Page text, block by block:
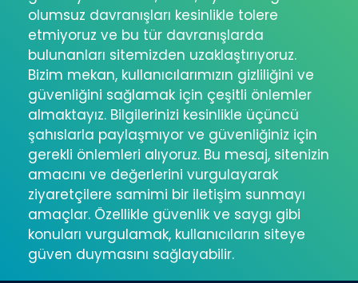
olumsuz davranışları kesinlikle tolere
etmiyoruz ve bu tür davranışlarda
bulunanları sitemizden uzaklaştırıyoruz.
Bizim mekan, kullanıcılarımızın gizliliğini ve
güvenliğini sağlamak için çeşitli önlemler
almaktayız. Bilgilerinizi kesinlikle üçüncü
şahıslarla paylaşmıyor ve güvenliğiniz için
gerekli önlemleri alıyoruz. Bu mesaj, sitenizin
amacını ve değerlerini vurgulayarak
ziyaretçilere samimi bir iletişim sunmayı
amaçlar. Özellikle güvenlik ve saygı gibi
konuları vurgulamak, kullanıcıların siteye
güven duymasını sağlayabilir.